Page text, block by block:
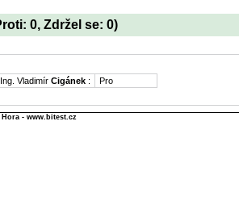
0, Zdržel se: 0)
Ing. Vladimír Cigánek : Pro
- www.bitest.cz